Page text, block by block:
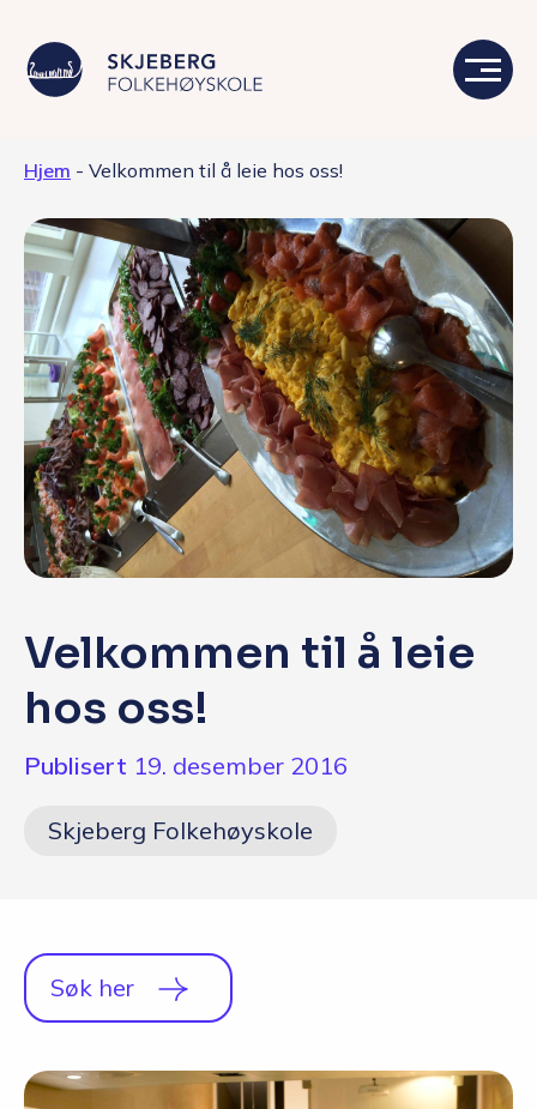
Livet på skolen
Skolen
Kontakt
Valgfag
Siste nytt
Q&A
English
Søk i dag
Hjem - Velkommen til å leie hos oss!
Velkommen til å leie
hos oss!
Publisert 19. desember 2016
Skjeberg Folkehøyskole
Søk her